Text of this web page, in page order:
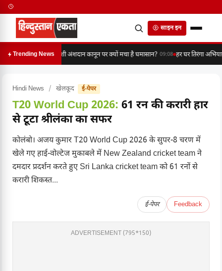
साइन इन
Trending Newsविदेशी अंशदान कानून पर क्यों मचा है घमासान? 09:08 हर घर तिरंगा
Hindi News / खेलकूद ई-पेपर
T20 World Cup 2026: 61 रन की करारी हार
से टूटा श्रीलंका का सफर
कोलंबो। अजय कुमार T20 World Cup 2026 के सुपर-8 चरण में
खेले गए हाई-वोल्टेज मुकाबले में New Zealand cricket team ने
दमदार प्रदर्शन करते हुए Sri Lanka cricket team को 61 रनों से
करारी शिकस्त...
ई-पेपर Feedback
ADVERTISEMENT (795*150)